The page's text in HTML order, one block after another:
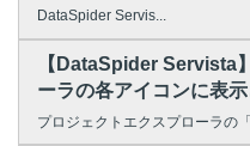
DataSpider Servis...
【DataSpider Servista
ーラの各アイコンに表
プロジェクトエクスプローラの